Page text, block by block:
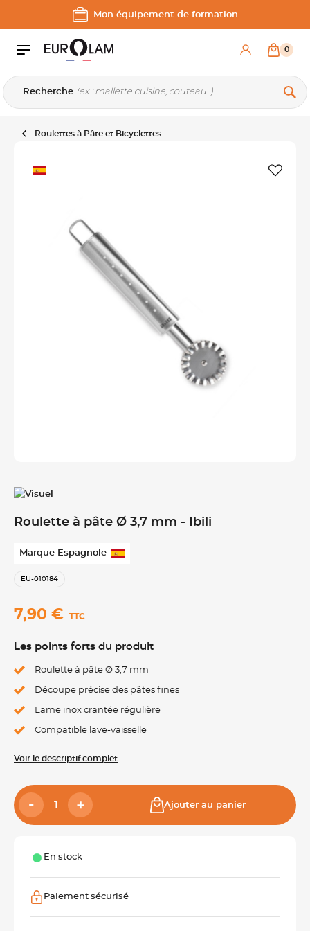
Aller au contenu
Aller à la navigation principale
Mon équipement de formation
Recherche
0
Roulettes à Pâte et Bicyclettes
Roulette à pâte Ø 3,7 mm - Ibili
Marque Espagnole
EU-010184
7,90 € TTC
Les points forts du produit
Roulette à pâte Ø 3,7 mm
Découpe précise des pâtes fines
Lame inox crantée régulière
Compatible lave-vaisselle
Voir le descriptif complet
Ajouter au panier
En stock
Paiement sécurisé